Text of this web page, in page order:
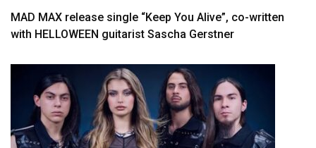
MAD MAX release single “Keep You Alive”, co-written
with HELLOWEEN guitarist Sascha Gerstner